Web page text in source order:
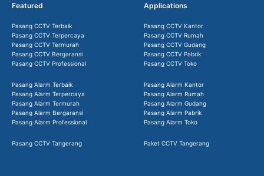
Featured
Pasang CCTV Terbaik
Pasang CCTV Terpercaya
Pasang CCTV Termurah
Pasang CCTV Bergaransi
Pasang CCTV Professional
Pasang Alarm Terbaik
Pasang Alarm Terpercaya
Pasang Alarm Termurah
Pasang Alarm Bergaransi
Pasang Alarm Professional
Pasang CCTV Tangerang
Applications
Pasang CCTV Kantor
Pasang CCTV Rumah
Pasang CCTV Gudang
Pasang CCTV Pabrik
Pasang CCTV Toko
Pasang Alarm Kantor
Pasang Alarm Rumah
Pasang Alarm Gudang
Pasang Alarm Pabrik
Pasang Alarm Toko
Paket CCTV Tangerang